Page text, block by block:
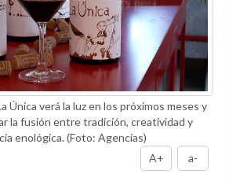
Única verá la luz en los próximos meses y
la fusión entre tradición, creatividad y
enológica.(Foto: Agencias)
A+
a-